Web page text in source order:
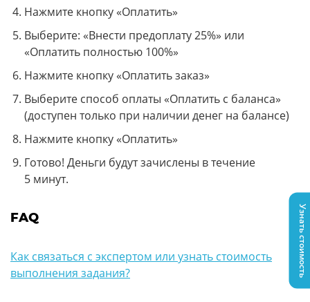
Нажмите кнопку «Оплатить»
Выберите: «Внести предоплату 25%» или
«Оплатить полностью 100%»
Нажмите кнопку «Оплатить заказ»
Выберите способ оплаты «Оплатить с баланса»
(доступен только при наличии денег на балансе)
Нажмите кнопку «Оплатить»
Готово! Деньги будут зачислены в течение
5 минут.
FAQ
Как связаться с экспертом или узнать стоимость
выполнения задания?
Узнать стоимость